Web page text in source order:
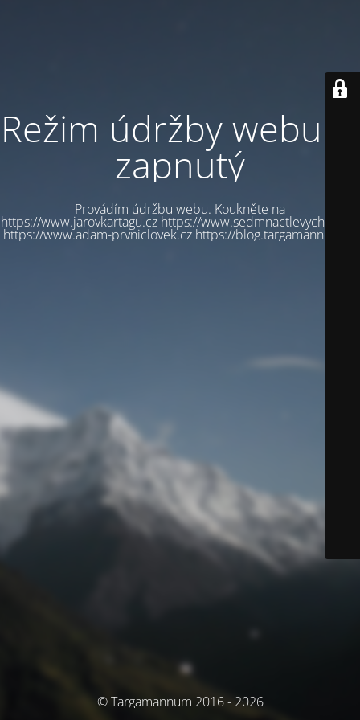
Režim údržby webu je
zapnutý
Provádím údržbu webu. Koukněte na
https://www.jarovkartagu.cz https://www.sedmnactlevychbot.cz
https://www.adam-prvniclovek.cz https://blog.targamannum.cz
© Targamannum 2016 - 2026